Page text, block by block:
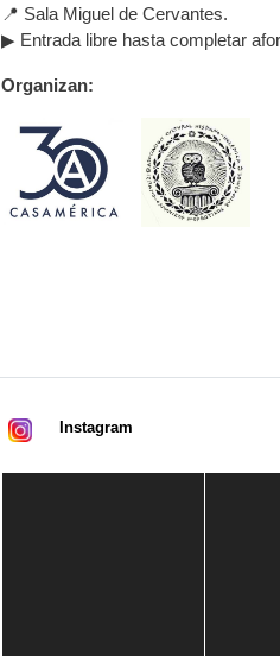
📍 Sala Miguel de Cervantes.
▶ Entrada libre hasta completar
Organizan:
Instagram